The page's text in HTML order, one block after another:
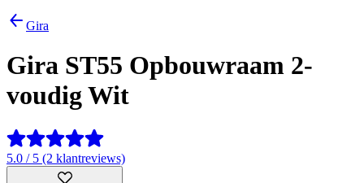
Gira
Gira ST55 Opbouwraam 2-
voudig Wit
5.0 / 5 (2 klantreviews)